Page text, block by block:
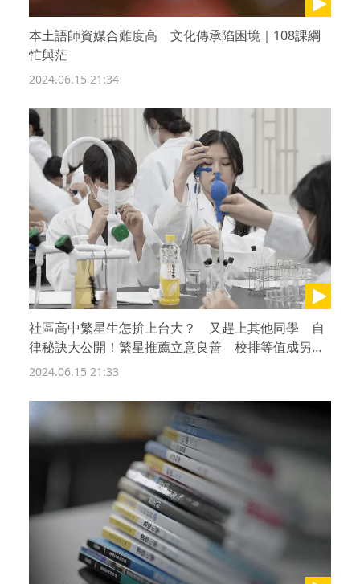
本土語師資媒合難度高 文化傳承陷困境｜108課綱
忙與茫
2024.06.15 21:34
社區高中繁星生怎拚上台大？ 又趕上其他同學 自
律秘訣大公開！繁星推薦立意良善 校排等值成另類
戰場｜108課綱忙與茫
2024.06.15 21:33